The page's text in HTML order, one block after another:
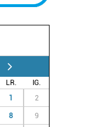
LR.
IG.
1 2
8 9